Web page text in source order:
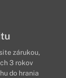
zárukou,
3 rokov
do hrania